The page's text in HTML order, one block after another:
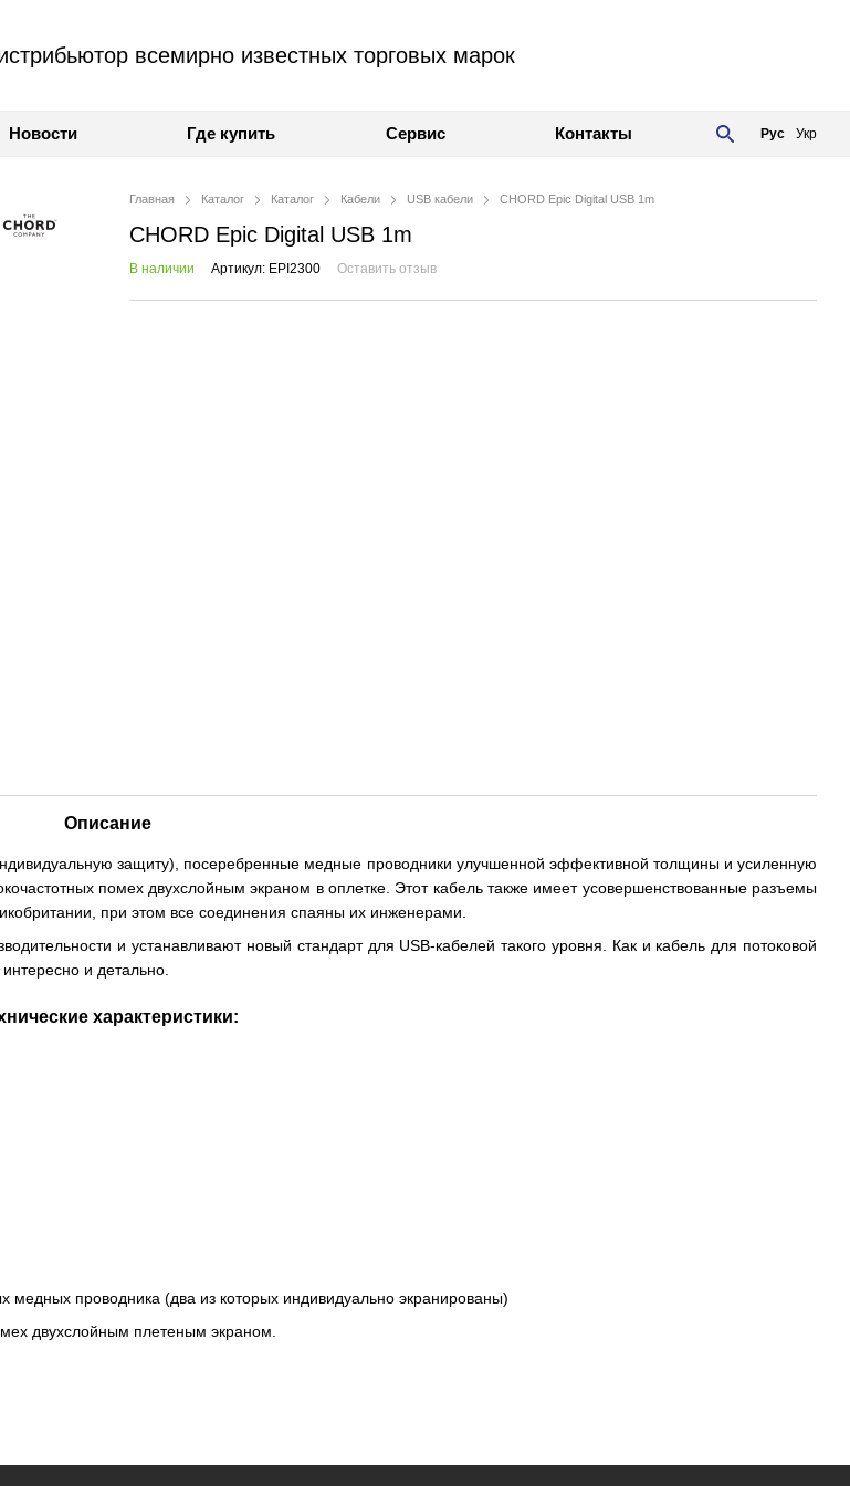
всемирно известных торговых марок
Новости Где купить Сервис Контакты Рус Укр
Главная Каталог Каталог Кабели USB кабели CHORD Epic Digital USB 1m
CHORD Epic Digital USB 1m
В наличии Артикул: EPI2300 Оставить отзыв
Описание
защиту), посеребренные медные проводники улучшенной эффективной толщины и усиленную
помех двухслойным экраном в оплетке. Этот кабель также имеет усовершенствованные разъемы
при этом все соединения спаяны их инженерами.
и устанавливают новый стандарт для USB-кабелей такого уровня. Как и кабель для потоковой
и детально.
характеристики:
медных проводника (два из которых индивидуально экранированы)
двухслойным плетеным экраном.